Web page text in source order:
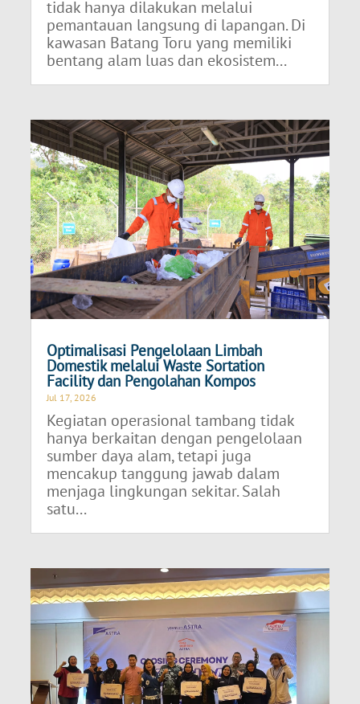
tidak hanya dilakukan melalui
pemantauan langsung di lapangan. Di
kawasan Batang Toru yang memiliki
bentang alam luas dan ekosistem...
Optimalisasi Pengelolaan Limbah
Domestik melalui Waste Sortation
Facility dan Pengolahan Kompos
Jul 17, 2026
Kegiatan operasional tambang tidak
hanya berkaitan dengan pengelolaan
sumber daya alam, tetapi juga
mencakup tanggung jawab dalam
menjaga lingkungan sekitar. Salah
satu...